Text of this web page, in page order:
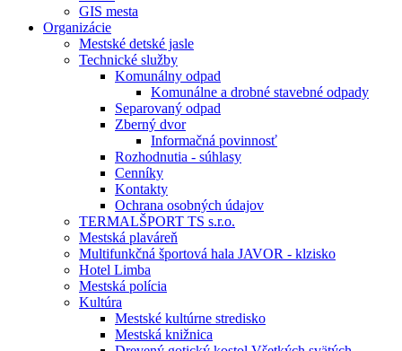
GIS mesta
Organizácie
Mestské detské jasle
Technické služby
Komunálny odpad
Komunálne a drobné stavebné odpady
Separovaný odpad
Zberný dvor
Informačná povinnosť
Rozhodnutia - súhlasy
Cenníky
Kontakty
Ochrana osobných údajov
TERMALŠPORT TS s.r.o.
Mestská plaváreň
Multifunkčná športová hala JAVOR - klzisko
Hotel Limba
Mestská polícia
Kultúra
Mestské kultúrne stredisko
Mestská knižnica